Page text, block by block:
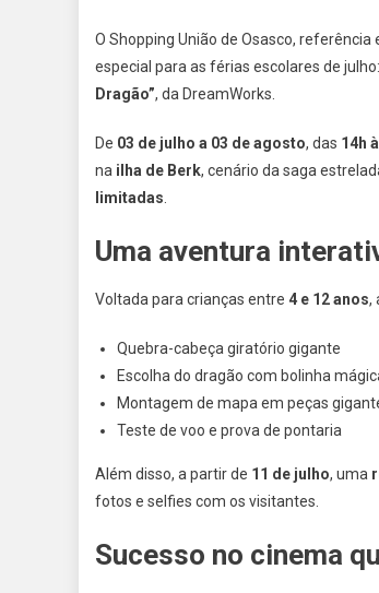
O Shopping União de Osasco,
especial para as férias escolares de
Dragão”, da DreamWorks.
De 03 de julho a 03 de agosto, das 14h
na ilha de Berk, cenário da saga
limitadas
Uma aventura
Voltada para crianças entre 4 e 12 anos,
Quebra-cabeça giratório gigante
Escolha do dragão com bolinha
Montagem de mapa em peças
Teste de voo e prova de pontaria
Além disso, a partir de 11 de julho, uma
fotos e selfies com os visitantes.
Sucesso no cinema